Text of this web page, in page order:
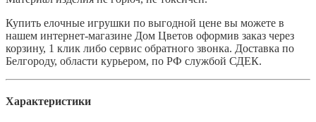
Купить елочные игрушки по выгодной цене вы можете в
нашем интернет-магазине Дом Цветов оформив заказ через
корзину, 1 клик либо сервис обратного звонка. Доставка по
Белгороду, области курьером, по РФ службой СДЕК.
Характеристики